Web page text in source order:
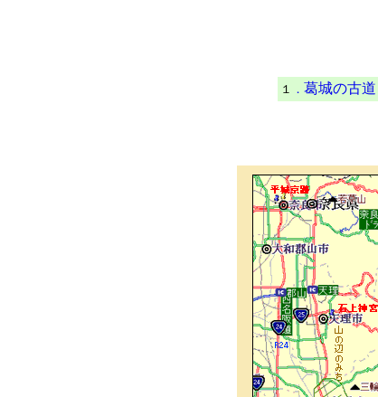
１ ． 葛城の古道